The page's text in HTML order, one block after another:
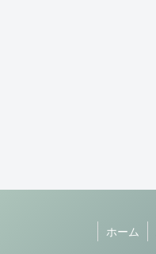
ホーム